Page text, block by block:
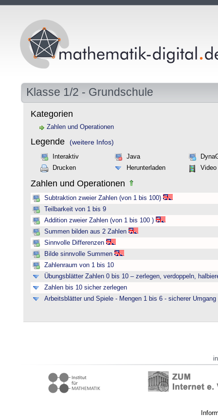
Klasse 1/2 - Grundschule
Kategorien
Zahlen und Operationen
Legende (weitere Infos)
Interaktiv Java
Drucken
Herunterladen Video
Zahlen und Operationen
Subtraktion zweier Zahlen (von 1 bis 100)
Teilbarkeit von 1 bis 9
Addition zweier Zahlen (von 1 bis 100 )
Summen bilden aus 2 Zahlen
Sinnvolle Differenzen
Bilde sinnvolle Summen
Zahlenraum von 1 bis 10
Übungsblätter Zahlen 0 bis 10 – zerlegen, verdoppeln,
Zahlen bis 10 sicher zerlegen
Arbeitsblätter und Spiele - Mengen 1 bis 6 - sicherer Umgang